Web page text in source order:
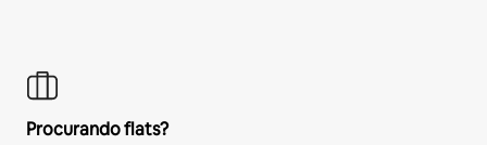
Procurando flats?